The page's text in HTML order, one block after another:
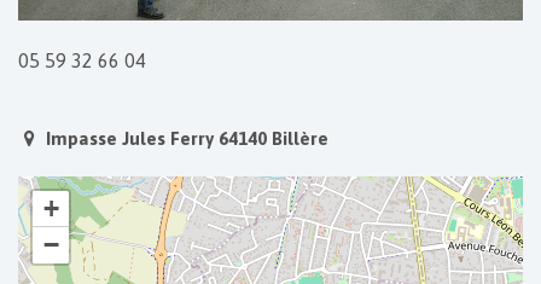
05 59 32 66 04
Impasse Jules Ferry 64140 Billère
+
−